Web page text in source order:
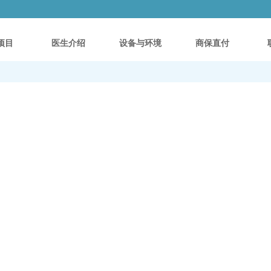
目 医生介绍 设备与环境 商保直付